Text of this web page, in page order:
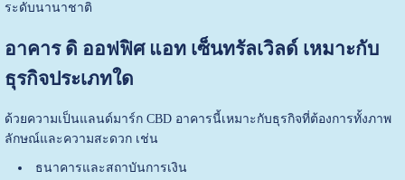
ระดับนานาชาติ
อาคาร ดิ ออฟฟิศ แอท เซ็นทรัลเวิลด์ เหมาะกับ
ธุรกิจประเภทใด
ด้วยความเป็นแลนด์มาร์ก CBD อาคารนี้เหมาะกับธุรกิจที่ต้องการทั้งภาพ
ลักษณ์และความสะดวก เช่น
ธนาคารและสถาบันการเงิน